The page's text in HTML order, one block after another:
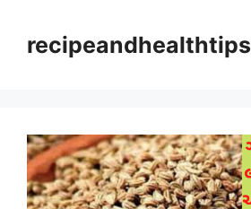
contentrecipeandhealthtips